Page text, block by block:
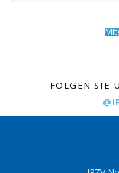
FOLGEN SIE